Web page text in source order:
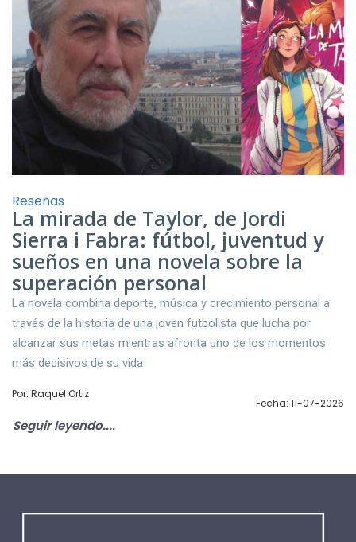
Reseñas
La mirada de Taylor, de Jordi
Sierra i Fabra: fútbol, juventud y
sueños en una novela sobre la
superación personal
La novela combina deporte, música y crecimiento personal a
través de la historia de una joven futbolista que lucha por
alcanzar sus metas mientras afronta uno de los momentos
más decisivos de su vida
Por: Raquel Ortiz
Fecha: 11-07-2026
Seguir leyendo....